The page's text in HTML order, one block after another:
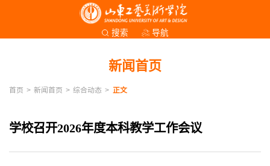
搜索 导航
新闻首页
首页 > 新闻首页 > 综合动态 > 正文
学校召开2026年度本科教学工作会议